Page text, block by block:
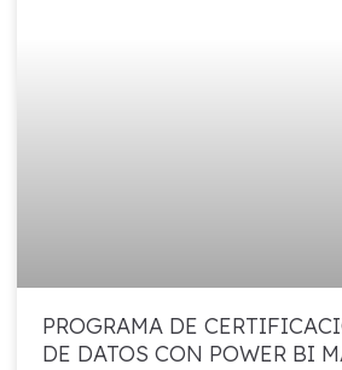
PROGRAMA DE
DE DATOS CON POWER BI